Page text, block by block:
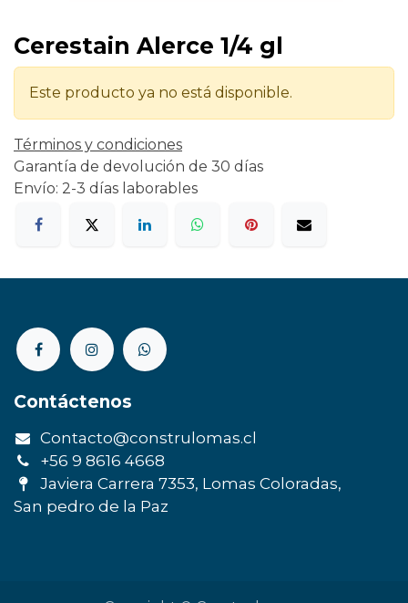
Cerestain Alerce 1/4 gl
Este producto ya no está disponible.
Términos y condiciones
Garantía de devolución de 30 días
Envío: 2-3 días laborables
Contáctenos
Contacto@construlomas.cl
+56 9 8616 4668
Javiera Carrera 7353, Lomas Coloradas,
San pedro de la Paz